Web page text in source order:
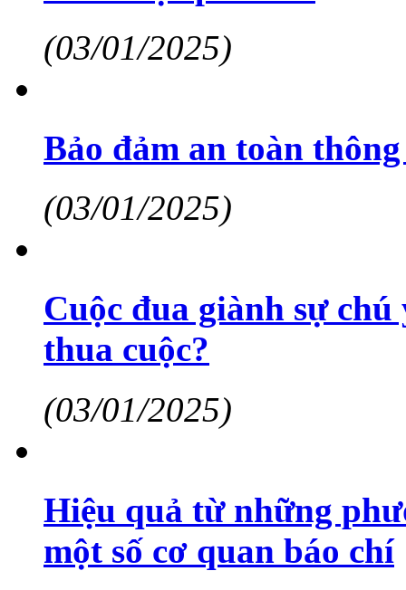
(03/01/2025)
Bảo đảm an toàn
(03/01/2025)
Cuộc đua giành sự
thua cuộc?
(03/01/2025)
Hiệu quả từ những
một số cơ quan báo chí